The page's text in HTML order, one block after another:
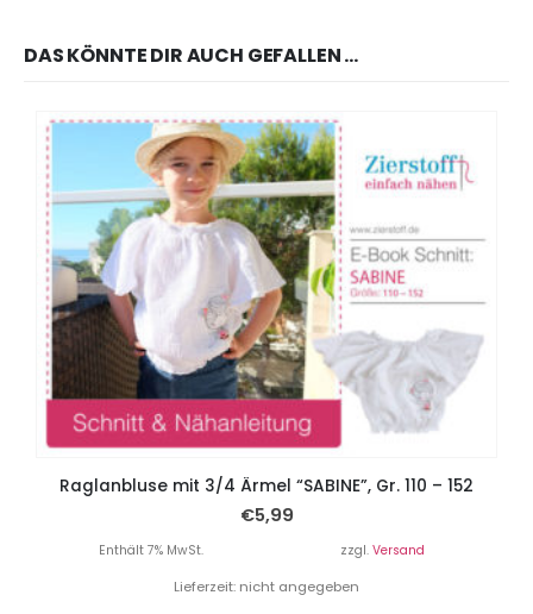
DAS KÖNNTE DIR AUCH GEFALLEN …
Raglanbluse mit 3/4 Ärmel “SABINE”, Gr. 110 – 152
€5,99
Enthält 7% MwSt. zzgl. Versand
Lieferzeit: nicht angegeben